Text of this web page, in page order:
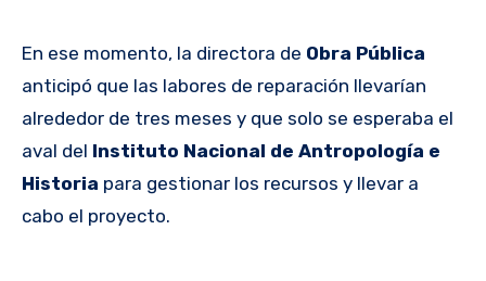
En ese momento, la directora de Obra Pública
anticipó que las labores de reparación llevarían
alrededor de tres meses y que solo se esperaba el
aval del Instituto Nacional de Antropología e
Historia para gestionar los recursos y llevar a
cabo el proyecto.